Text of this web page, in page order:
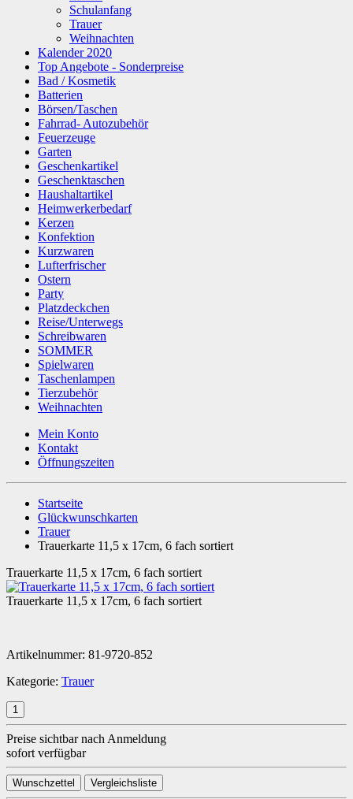
Schulanfang
Trauer
Weihnachten
Kalender 2020
Top Angebote - Sonderpreise
Bad / Kosmetik
Batterien
Börsen/Taschen
Fahrrad- Autozubehör
Feuerzeuge
Garten
Geschenkartikel
Geschenktaschen
Haushaltartikel
Heimwerkerbedarf
Kerzen
Konfektion
Kurzwaren
Lufterfrischer
Ostern
Party
Platzdeckchen
Reise/Unterwegs
Schreibwaren
SOMMER
Spielwaren
Taschenlampen
Tierzubehör
Weihnachten
Mein Konto
Kontakt
Öffnungszeiten
Startseite
Glückwunschkarten
Trauer
Trauerkarte 11,5 x 17cm, 6 fach sortiert
Trauerkarte 11,5 x 17cm, 6 fach sortiert
Trauerkarte 11,5 x 17cm, 6 fach sortiert
Artikelnummer: 81-9720-852
Kategorie: Trauer
Preise sichtbar nach Anmeldung
sofort verfügbar
Wunschzettel Vergleichsliste